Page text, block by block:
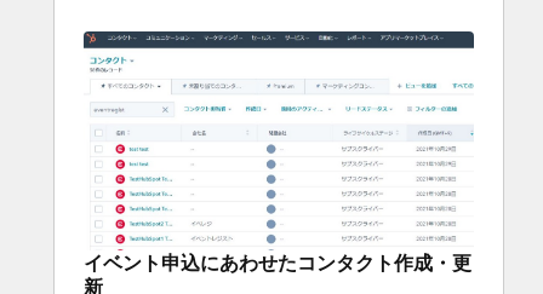
イベント申込にあわせたコンタクト作成・更
新